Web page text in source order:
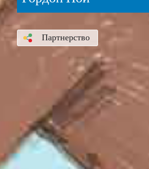
Партнерство